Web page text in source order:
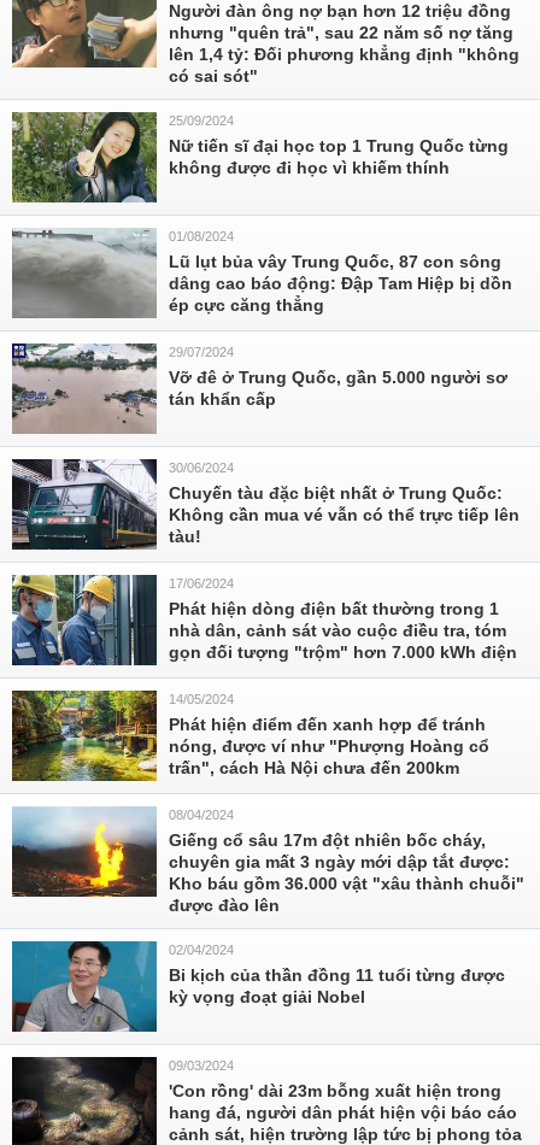
Người đàn ông nợ bạn hơn 12 triệu đồng
nhưng "quên trả", sau 22 năm số nợ tăng
lên 1,4 tỷ: Đối phương khẳng định "không
có sai sót"
25/09/2024
Nữ tiến sĩ đại học top 1 Trung Quốc từng
không được đi học vì khiếm thính
01/08/2024
Lũ lụt bủa vây Trung Quốc, 87 con sông
dâng cao báo động: Đập Tam Hiệp bị dồn
ép cực căng thẳng
29/07/2024
Vỡ đê ở Trung Quốc, gần 5.000 người sơ
tán khẩn cấp
30/06/2024
Chuyến tàu đặc biệt nhất ở Trung Quốc:
Không cần mua vé vẫn có thể trực tiếp lên
tàu!
17/06/2024
Phát hiện dòng điện bất thường trong 1
nhà dân, cảnh sát vào cuộc điều tra, tóm
gọn đối tượng "trộm" hơn 7.000 kWh điện
14/05/2024
Phát hiện điểm đến xanh hợp để tránh
nóng, được ví như "Phượng Hoàng cổ
trấn", cách Hà Nội chưa đến 200km
08/04/2024
Giếng cổ sâu 17m đột nhiên bốc cháy,
chuyên gia mất 3 ngày mới dập tắt được:
Kho báu gồm 36.000 vật "xâu thành chuỗi"
được đào lên
02/04/2024
Bi kịch của thần đồng 11 tuổi từng được
kỳ vọng đoạt giải Nobel
09/03/2024
'Con rồng' dài 23m bỗng xuất hiện trong
hang đá, người dân phát hiện vội báo cáo
cảnh sát, hiện trường lập tức bị phong tỏa